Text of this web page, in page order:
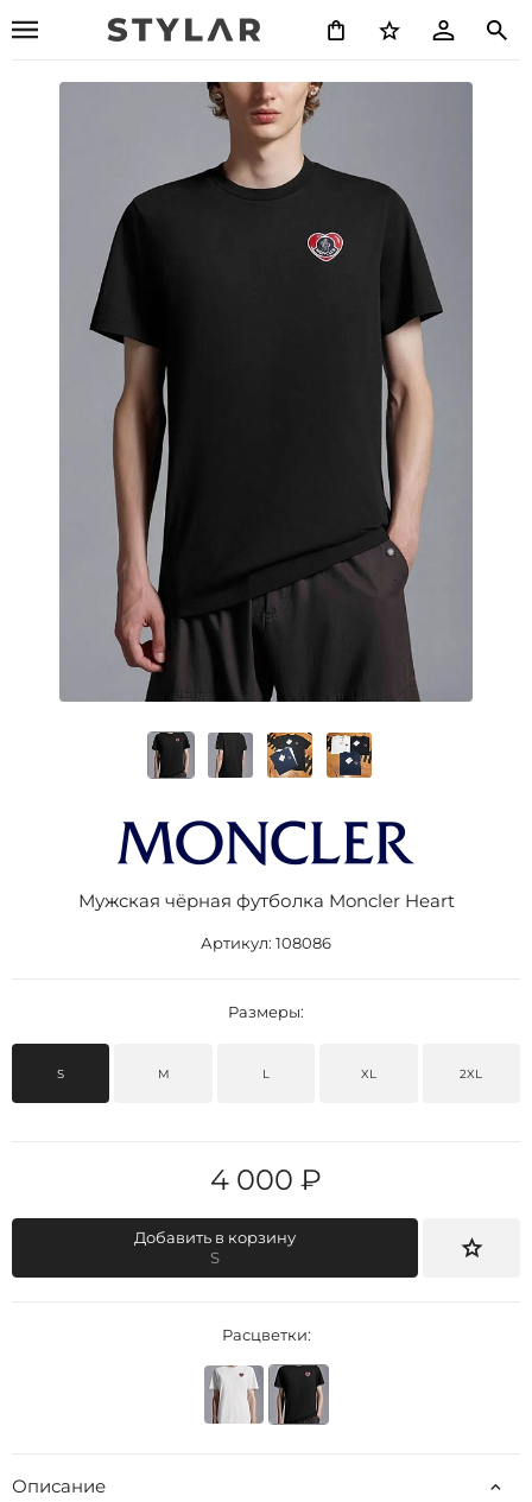
Мужская чёрная футболка Moncler Heart
Артикул: 108086
Размеры:
S M L XL 2XL
4 000 ₽
Добавить в корзину
S
Расцветки:
Описание